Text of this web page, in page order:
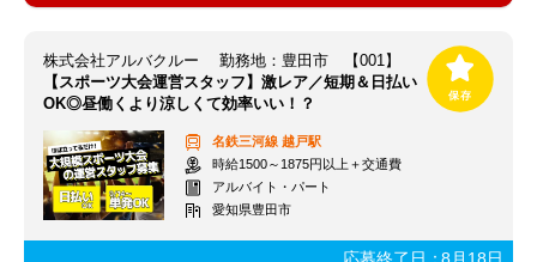
株式会社アルバクルー 勤務地：豊田市 【001】
【スポーツ大会運営スタッフ】激レア／短期＆日払い
OK◎昼働くより涼しくて効率いい！？
名鉄三河線 越戸駅
時給1500～1875円以上＋交通費
アルバイト・パート
愛知県豊田市